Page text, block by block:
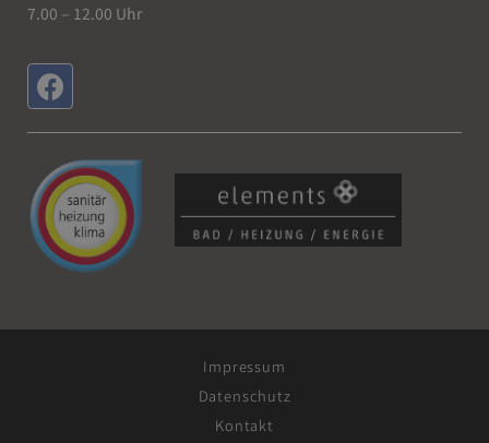
7.00 – 12.00 Uhr
Impressum
Datenschutz
Kontakt